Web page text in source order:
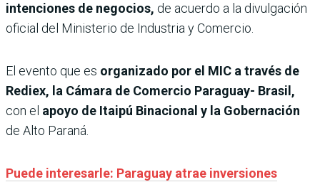
intenciones de negocios, de acuerdo a la divulgación
oficial del Ministerio de Industria y Comercio.
El evento que es organizado por el MIC a través de
Rediex, la Cámara de Comercio Paraguay- Brasil,
con el apoyo de Itaipú Binacional y la Gobernación
de Alto Paraná.
Puede interesarle: Paraguay atrae inversiones